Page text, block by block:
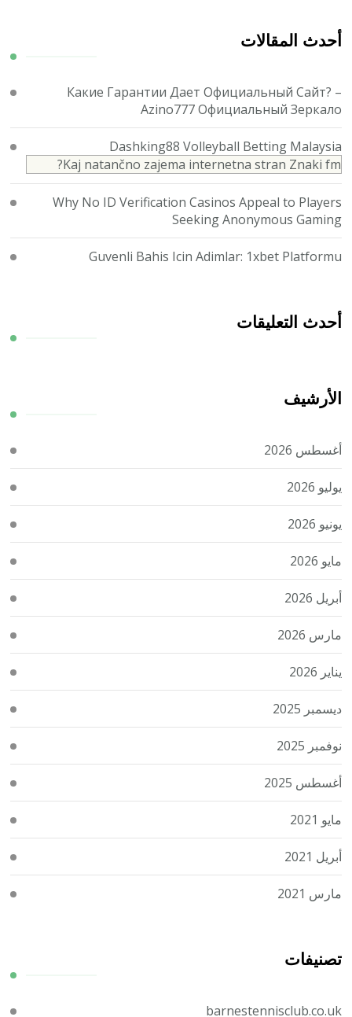
ما؟
أحدث المقالات
Какие Гарантии Дает Официальный Сайт? –
Azino777 Официальный Зеркало
Dashking88 Volleyball Betting Malaysia
Kaj natančno zajema internetna stran Znaki fm?
Why No ID Verification Casinos Appeal to Players
Seeking Anonymous Gaming
Guvenli Bahis Icin Adimlar: 1xbet Platformu
أحدث التعليقات
الأرشيف
أغسطس 2026
يوليو 2026
يونيو 2026
مايو 2026
أبريل 2026
مارس 2026
يناير 2026
ديسمبر 2025
نوفمبر 2025
أغسطس 2025
مايو 2021
أبريل 2021
مارس 2021
تصنيفات
barnestennisclub.co.uk